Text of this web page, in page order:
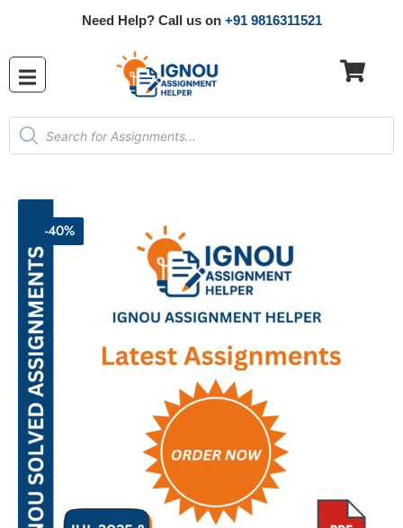
Need Help? Call us on +91 9816311521
-40%